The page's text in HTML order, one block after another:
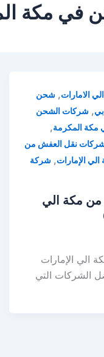
في مكة
الامارات, شحن
, شركات الشحن
المكرمة,
نقل العفش من
الإمارات, شركة
مكة الي
الإمارات
الشركات التي